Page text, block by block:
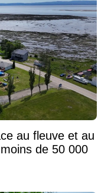
au fleuve et au
de 50 000